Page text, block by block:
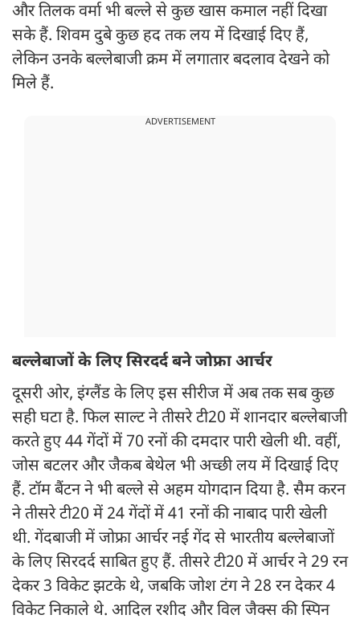
और तिलक वर्मा भी बल्ले से कुछ खास कमाल नहीं दिखा
सके हैं. शिवम दुबे कुछ हद तक लय में दिखाई दिए हैं,
लेकिन उनके बल्लेबाजी क्रम में लगातार बदलाव देखने को
मिले हैं.
ADVERTISEMENT
बल्लेबाजों के लिए सिरदर्द बने जोफ्रा आर्चर
दूसरी ओर, इंग्लैंड के लिए इस सीरीज में अब तक सब कुछ
सही घटा है. फिल साल्ट ने तीसरे टी20 में शानदार बल्लेबाजी
करते हुए 44 गेंदों में 70 रनों की दमदार पारी खेली थी. वहीं,
जोस बटलर और जैकब बेथेल भी अच्छी लय में दिखाई दिए
हैं. टॉम बैंटन ने भी बल्ले से अहम योगदान दिया है. सैम करन
ने तीसरे टी20 में 24 गेंदों में 41 रनों की नाबाद पारी खेली
थी. गेंदबाजी में जोफ्रा आर्चर नई गेंद से भारतीय बल्लेबाजों
के लिए सिरदर्द साबित हुए हैं. तीसरे टी20 में आर्चर ने 29 रन
देकर 3 विकेट झटके थे, जबकि जोश टंग ने 28 रन देकर 4
विकेट निकाले थे. आदिल रशीद और विल जैक्स की स्पिन